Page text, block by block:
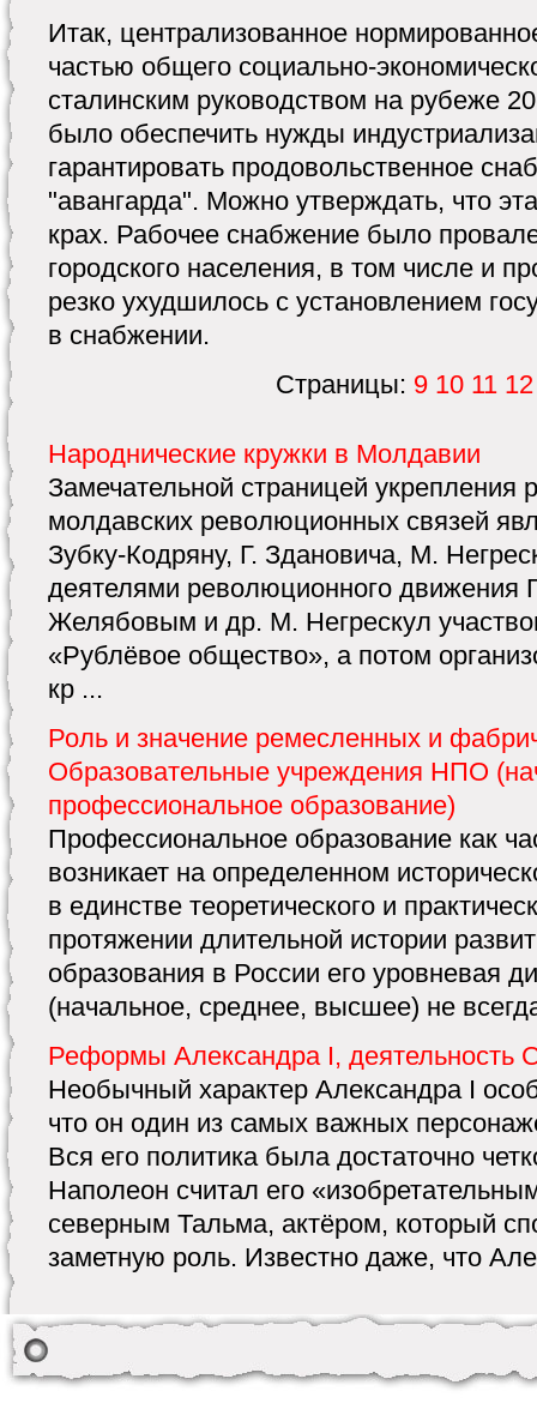
Итак, централизованное
частью общего социально-
сталинским руководством на рубеже
было обеспечить нужды
гарантировать продовольственное
"авангарда". Можно утверждать, что
крах. Рабочее снабжение было
городского населения, в том числе и
резко ухудшилось с установлением
в снабжении.
Страницы: 9 10 11 12
Народнические кружки в Молдавии
Замечательной страницей укрепления
молдавских революционных связей
Зубку-Кодряну, Г. Здановича, М.
деятелями революционного движения
Желябовым и др. М. Негрескул
«Рублёвое общество», а потом
кр ...
Роль и значение ремесленных и
Образовательные учреждения НПО
профессиональное образование)
Профессиональное образование как
возникает на определенном
в единстве теоретического и
протяжении длительной истории
образования в России его уровневая
(начальное, среднее, высшее) не
Реформы Александра I, деятельность
Необычный характер Александра I
что он один из самых важных
Вся его политика была достаточно
Наполеон считал его
северным Тальма, актёром, который
заметную роль. Известно даже, что